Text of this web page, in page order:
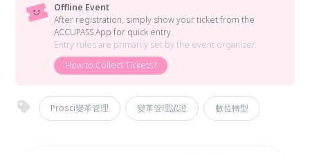
Offline Event
After registration, simply show your ticket from the
ACCUPASS App for quick entry.
Entry rules are primarily set by the event organizer.
How to Collect Tickets?
Prosci變革管理 變革管理認證 數位轉型